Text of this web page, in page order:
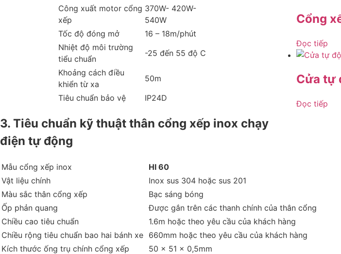
Công xuất motor cổng
xếp
370W- 420W-
540W
Tốc độ đóng mở
16 – 18m/phút
Nhiệt độ môi trường
tiểu chuẩn
-25 đến 55 độ C
Khoảng cách điều
khiển từ xa
50m
Tiêu chuẩn bảo vệ
IP24D
3. Tiêu chuẩn kỹ thuật thân cổng xếp inox chạy
điện tự động
Mẫu cổng xếp inox
HI 60
Vật liệu chính
Inox sus 304 hoặc sus 201
Màu sắc thân cổng xếp
Bạc sáng bóng
Ốp phản quang
Được gắn trên các thanh chính của thân cổng
Chiều cao tiêu chuẩn
1.6m hoặc theo yêu cầu của khách hàng
Chiều rộng tiêu chuẩn bao hai bánh xe 660mm hoặc theo yêu cầu của khách hàng
Kích thước ống trụ chính cổng xếp
50 x 51 x 0,5mm
Cổng
Đọc tiếp
Cửa tự
Đọc tiếp